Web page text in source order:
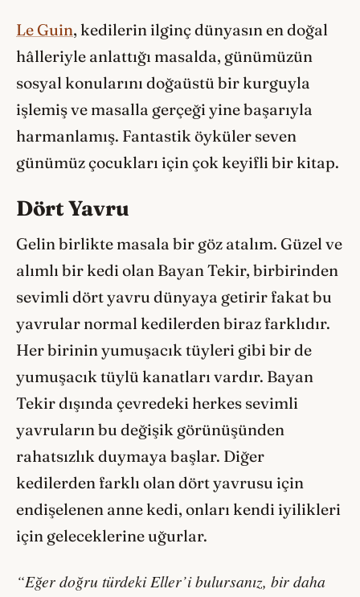
Le Guin, kedilerin ilginç dünyasın en doğal
hâlleriyle anlattığı masalda, günümüzün
sosyal konularını doğaüstü bir kurguyla
işlemiş ve masalla gerçeği yine başarıyla
harmanlamış. Fantastik öyküler seven
günümüz çocukları için çok keyifli bir kitap.
Dört Yavru
Gelin birlikte masala bir göz atalım. Güzel ve
alımlı bir kedi olan Bayan Tekir, birbirinden
sevimli dört yavru dünyaya getirir fakat bu
yavrular normal kedilerden biraz farklıdır.
Her birinin yumuşacık tüyleri gibi bir de
yumuşacık tüylü kanatları vardır. Bayan
Tekir dışında çevredeki herkes sevimli
yavruların bu değişik görünüşünden
rahatsızlık duymaya başlar. Diğer
kedilerden farklı olan dört yavrusu için
endişelenen anne kedi, onları kendi iyilikleri
için geleceklerine uğurlar.
“Eğer doğru türdeki Eller’i bulursanız, bir daha